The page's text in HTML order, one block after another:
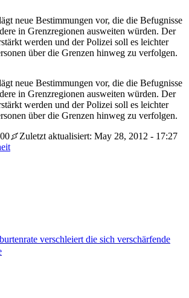
neue Bestimmungen vor, die die Befugnisse
in Grenzregionen ausweiten würden. Der
werden und der Polizei soll es leichter
über die Grenzen hinweg zu verfolgen.
neue Bestimmungen vor, die die Befugnisse
in Grenzregionen ausweiten würden. Der
werden und der Polizei soll es leichter
über die Grenzen hinweg zu verfolgen.
Zuletzt aktualisiert: May 28, 2012 - 17:27
verschleiert die sich verschärfende